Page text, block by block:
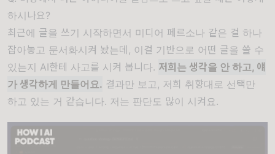
하시나요?
최근에 글을 쓰기 시작하면서 미디어 페르소나 같은 걸 하나
잡아놓고 문서화시켜 놨는데, 이걸 기반으로 어떤 글을 쓸 수
있는지 AI한테 사고를 시켜 봅니다. 저희는 생각을 안 하고, 얘
가 생각하게 만들어요. 결과만 보고, 저희 취향대로 선택만
하고 있는 거 같습니다. 저는 판단도 많이 시켜요.